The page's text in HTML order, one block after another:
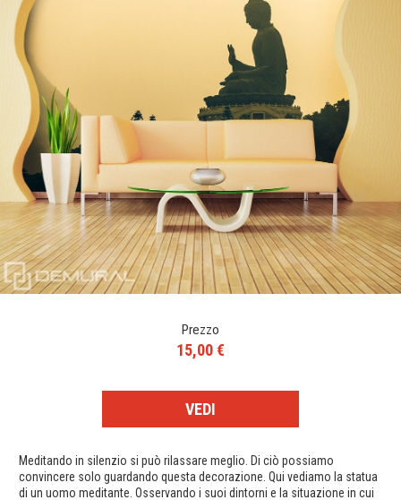
Prezzo
15,00 €
VEDI
Meditando in silenzio si può rilassare meglio. Di ciò possiamo
convincere solo guardando questa decorazione. Qui vediamo la statua
di un uomo meditante. Osservando i suoi dintorni e la situazione in cui